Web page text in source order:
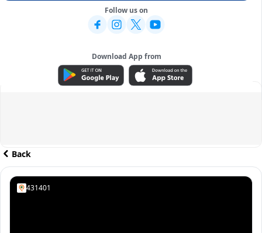
Follow us on
Download App from
ADVERTISEMENT
Back
431401